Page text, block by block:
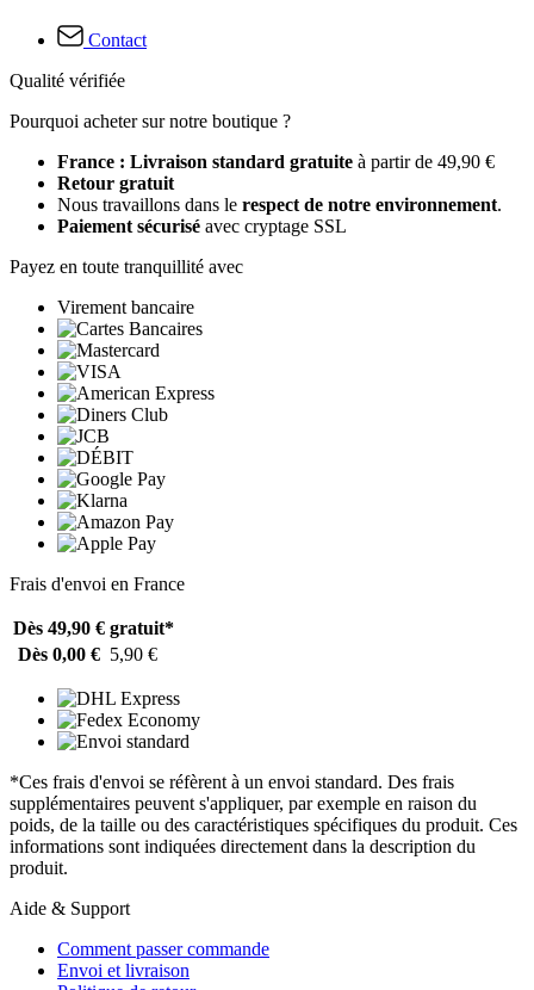
Contact
Qualité vérifiée
Pourquoi acheter sur notre boutique ?
France : Livraison standard gratuite à partir de 49,90 €
Retour gratuit
Nous travaillons dans le respect de notre environnement.
Paiement sécurisé avec cryptage SSL
Payez en toute tranquillité avec
Virement bancaire
Frais d'envoi en France
Dès 49,90 € gratuit*
Dès 0,00 € 5,90 €
*Ces frais d'envoi se réfèrent à un envoi standard. Des frais
supplémentaires peuvent s'appliquer, par exemple en raison du
poids, de la taille ou des caractéristiques spécifiques du produit. Ces
informations sont indiquées directement dans la description du
produit.
Aide & Support
Comment passer commande
Envoi et livraison